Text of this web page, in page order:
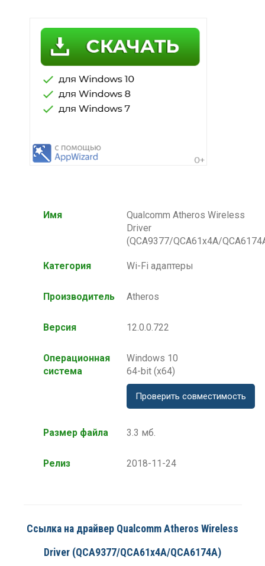
Имя
Qualcomm Atheros Wireless
Driver
(QCA9377/QCA61x4A/
Категория Wi-Fi адаптеры
Производитель Atheros
Версия 12.0.0.722
Операционная
система
Windows 10
64-bit (x64)
Проверить совместимость
Размер файла 3.3 мб.
Релиз 2018-11-24
Ссылка на драйвер Qualcomm Atheros Wireless
Driver (QCA9377/QCA61x4A/QCA6174A)